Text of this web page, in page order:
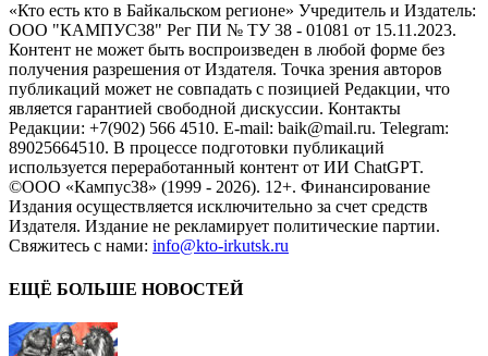
«Кто есть кто в Байкальском регионе» Учредитель и Издатель:
ООО "КАМПУС38" Рег ПИ № ТУ 38 - 01081 от 15.11.2023.
Контент не может быть воспроизведен в любой форме без
получения разрешения от Издателя. Точка зрения авторов
публикаций может не совпадать с позицией Редакции, что
является гарантией свободной дискуссии. Контакты
Редакции: +7(902) 566 4510. E-mail: baik@mail.ru. Telegram:
89025664510. В процессе подготовки публикаций
используется переработанный контент от ИИ ChatGPT.
©ООО «Кампус38» (1999 - 2026). 12+. Финансирование
Издания осуществляется исключительно за счет средств
Издателя. Издание не рекламирует политические партии.
Свяжитесь с нами: info@kto-irkutsk.ru
ЕЩЁ БОЛЬШЕ НОВОСТЕЙ